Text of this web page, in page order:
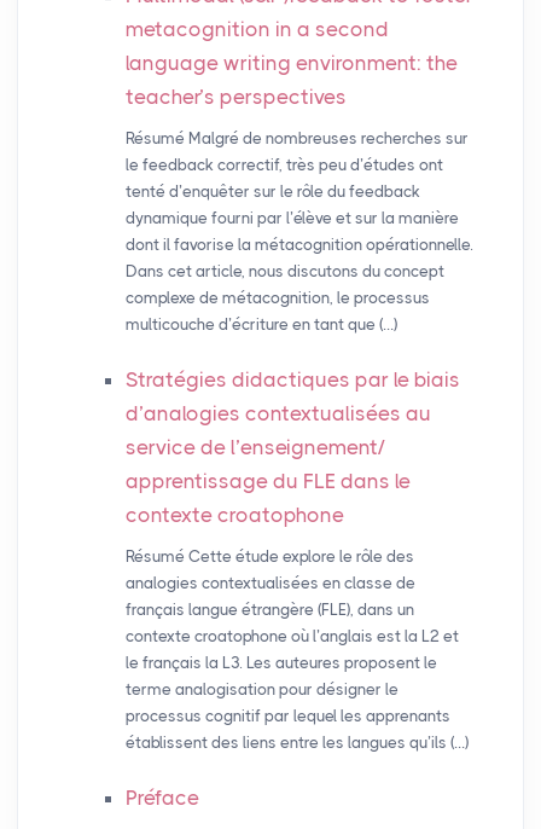
metacognition in a second
language writing environment: the
teacher’s perspectives
Résumé Malgré de nombreuses recherches sur
le feedback correctif, très peu d’études ont
tenté d’enquêter sur le rôle du feedback
dynamique fourni par l’élève et sur la manière
dont il favorise la métacognition opérationnelle.
Dans cet article, nous discutons du concept
complexe de métacognition, le processus
multicouche d’écriture en tant que (…)
Stratégies didactiques par le biais
d’analogies contextualisées au
service de l’enseignement/
apprentissage du FLE dans le
contexte croatophone
Résumé Cette étude explore le rôle des
analogies contextualisées en classe de
français langue étrangère (FLE), dans un
contexte croatophone où l’anglais est la L2 et
le français la L3. Les auteures proposent le
terme analogisation pour désigner le
processus cognitif par lequel les apprenants
établissent des liens entre les langues qu’ils (…)
Préface